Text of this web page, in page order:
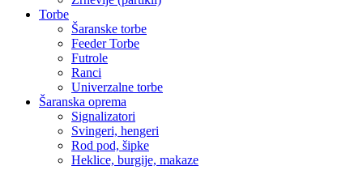
Torbe
Šaranske torbe
Feeder Torbe
Futrole
Ranci
Univerzalne torbe
Šaranska oprema
Signalizatori
Svingeri, hengeri
Rod pod, šipke
Heklice, burgije, makaze